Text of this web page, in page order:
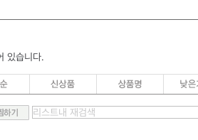
있습니다.